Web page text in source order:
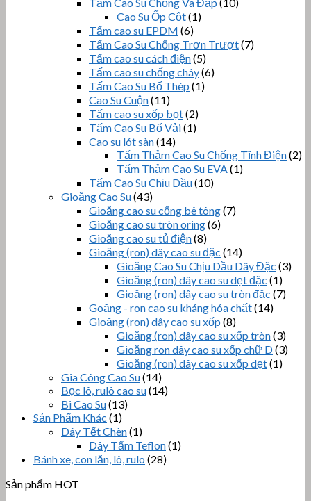
Cao Su Ốp Cột(1)
Tấm cao su EPDM (6)
Tấm Cao Su Chống Trơn Trượt(7)
Tấm cao su cách điện(5)
Tấm cao su chống cháy(6)
Tấm Cao Su Bố Thép (1)
Cao Su Cuộn(11)
Tấm cao su xốp bọt(2)
Tấm Cao Su Bố Vải(1)
Cao su lót sàn(14)
Tấm Thảm Cao Su Chống Tĩnh Điện(2)
Tấm Thảm Cao Su EVA(1)
Tấm Cao Su Chịu Dầu(10)
Gioăng Cao Su(43)
Gioăng cao su cống bê tông(7)
Gioăng cao su tròn oring(6)
Gioăng cao su tủ điện(8)
Gioăng (ron) dây cao su đặc (14)
Gioăng Cao Su Chịu Dầu Dây Đặc (3)
Gioăng (ron) dây cao su dẹt đặc (1)
Gioăng (ron) dây cao su tròn đặc (7)
Goăng - ron cao su kháng hóa chất(14)
Gioăng (ron) dây cao su xốp (8)
Gioăng (ron) dây cao su xốp tròn(3)
Gioăng ron dây cao su xốp chữ D(3)
Gioăng (ron) dây cao su xốp dẹt(1)
Gia Công Cao Su(14)
Bọc lô, rulô cao su(14)
Bi Cao Su(13)
Sản Phẩm Khác (1)
Dây Tết Chèn(1)
Dây Tẩm Teflon(1)
Bánh xe, con lăn, lô, rulo (28)
Sản phẩm HOT